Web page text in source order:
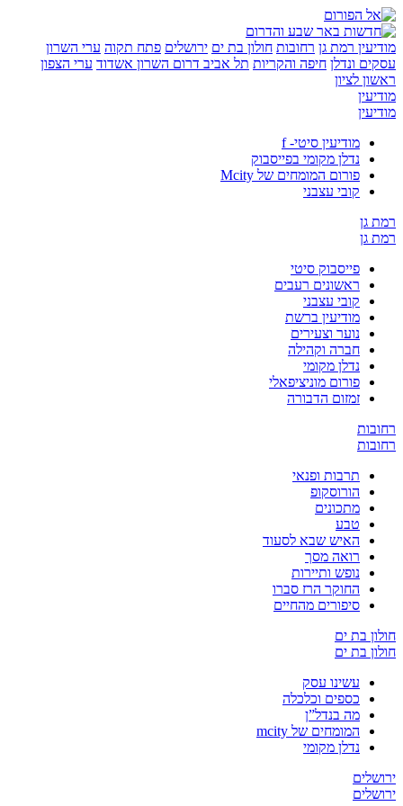
רמת גן רחובות חולון בת ים ירושלים פתח תקוה ערי השרון
ונדלן חיפה והקריות תל אביב דרום השרוןאשדוד ערי הצפון
לציון
מודיעין סיטי- f
נדלן מקומי בפייסבוק
פורום המומחים של Mcity
קובי עצבני
פייסבוק סיטי
ראשונים רעבים
קובי עצבני
מודיעין ברשת
נוער וצעירים
חברה וקהילה
נדלן מקומי
פורום מוניציפאלי
זמזום הדבורה
תרבות ופנאי
הורוסקופ
מתכונים
טבע
האיש שבא לסעוד
רואה מסך
נופש ותיירות
החוקר הרז סברו
סיפורים מהחיים
בת ים
בת ים
עשינו עסק
כספים וכלכלה
מה בנדל”ן
המומחים של mcity
נדלן מקומי